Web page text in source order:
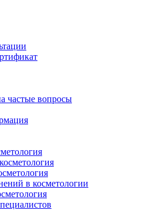
частые вопросы
в косметологии